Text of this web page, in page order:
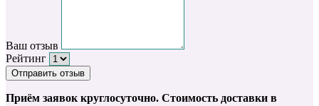
Ваш отзыв
Рейтинг
Отправить отзыв
Приём заявок круглосуточно. Стоимость доставки в